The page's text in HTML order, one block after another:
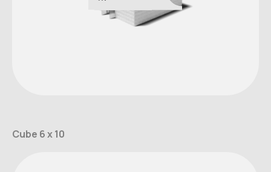
Cube 6 x 10